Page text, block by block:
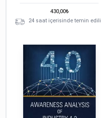
430,00₺
24 saat içerisinde temin